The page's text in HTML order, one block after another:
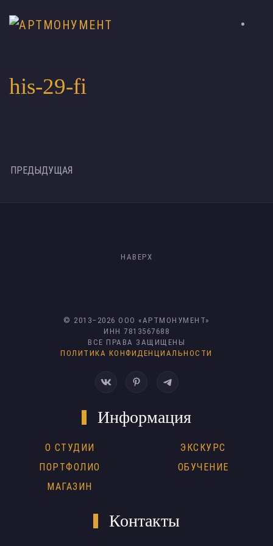
his-29-fi
ПРЕДЫДУЩАЯ
НАВЕРХ
© 2013– 2026 ООО «АРТМОНУМЕНТ»
ИНН 7813567688
ВСЕ ПРАВА ЗАЩИЩЕНЫ
ПОЛИТИКА КОНФИДЕНЦИАЛЬНОСТИ
Информация
О СТУДИИ
ПОРТФОЛИО
МАГАЗИН
ЭКСКУРС
ОБУЧЕНИЕ
Контакты